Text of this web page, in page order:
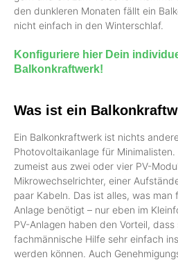
den dunkleren Monaten fällt ein
nicht einfach in den Winterschlaf.
Konfiguriere hier Dein
Balkonkraftwerk!
Was ist ein
Ein Balkonkraftwerk ist nichts
Photovoltaikanlage für
zumeist aus zwei oder vier PV-
Mikrowechselrichter, einer
paar Kabeln. Das ist alles, was man
Anlage benötigt – nur eben im
PV-Anlagen haben den Vorteil,
fachmännische Hilfe sehr einfach
werden können. Auch